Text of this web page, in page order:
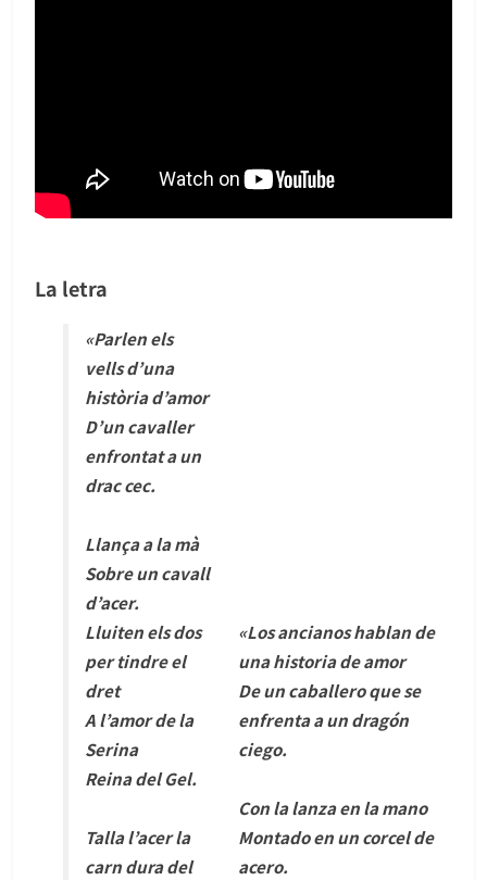
La letra
«Parlen els
vells d’una
història d’amor
D’un cavaller
enfrontat a un
drac cec.
Llança a la mà
Sobre un cavall
d’acer.
Lluiten els dos
per tindre el
dret
A l’amor de la
Serina
Reina del Gel.
Talla l’acer la
carn dura del
«Los ancianos hablan de
una historia de amor
De un caballero que se
enfrenta a un dragón
ciego.
Con la lanza en la mano
Montado en un corcel de
acero.